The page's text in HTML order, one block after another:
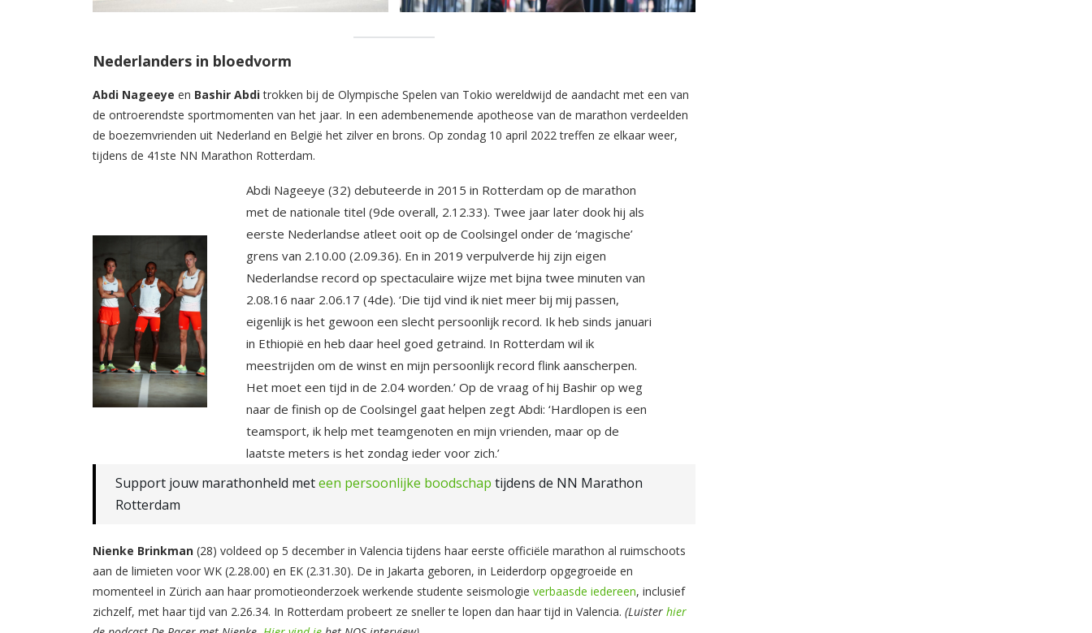
Nederlanders in bloedvorm
Abdi Nageeye en Bashir Abditrokken bij de Olympische Spelen van Tokio wereldwijd de aandacht met een van
de ontroerendste sportmomenten van het jaar. In een adembenemende apotheose van de marathon verdeelden
de boezemvrienden uit Nederland en België het zilver en brons. Op zondag 10 april 2022 treffen ze elkaar weer,
tijdens de 41ste NN Marathon Rotterdam.
Abdi Nageeye (32) debuteerde in 2015 in Rotterdam op de marathon
met de nationale titel (9de overall, 2.12.33). Twee jaar later dook hij als
eerste Nederlandse atleet ooit op de Coolsingel onder de ‘magische’
grens van 2.10.00 (2.09.36). En in 2019 verpulverde hij zijn eigen
Nederlandse record op spectaculaire wijze met bijna twee minuten van
2.08.16 naar 2.06.17 (4de). ‘Die tijd vind ik niet meer bij mij passen,
eigenlijk is het gewoon een slecht persoonlijk record. Ik heb sinds januari
in Ethiopië en heb daar heel goed getraind. In Rotterdam wil ik
meestrijden om de winst en mijn persoonlijk record flink aanscherpen.
Het moet een tijd in de 2.04 worden.’ Op de vraag of hij Bashir op weg
naar de finish op de Coolsingel gaat helpen zegt Abdi: ‘Hardlopen is een
teamsport, ik help met teamgenoten en mijn vrienden, maar op de
laatste meters is het zondag ieder voor zich.’
Support jouw marathonheld meteen persoonlijke boodschap tijdens de NN Marathon
Rotterdam
Nienke Brinkman (28) voldeed op 5 december in Valencia tijdens haar eerste officiële marathon al ruimschoots
aan de limieten voor WK (2.28.00) en EK (2.31.30). De in Jakarta geboren, in Leiderdorp opgegroeide en
momenteel in Zürich aan haar promotieonderzoek werkende studente seismologie verbaasde iedereen, inclusief
zichzelf, met haar tijd van 2.26.34. In Rotterdam probeert ze sneller te lopen dan haar tijd in Valencia. (Luister hier